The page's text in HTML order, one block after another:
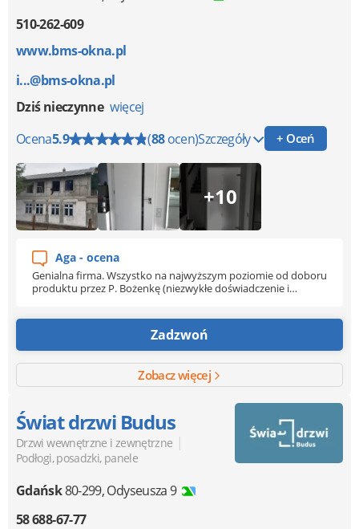
510-262-609
www.bms-okna.pl
i...@bms-okna.pl
Dziś nieczynne więcej
Ocena5.9 (88ocen)Szczegóły + Oceń
+10
Aga - ocena
Genialna firma. Wszystko na najwyższym poziomie od doboru
produktu przez P. Bożenkę (niezwykłe doświadczenie i
względem. Myślę, że nie jest to ostatnia rzecz zamówiona
Zadzwoń
Zobacz więcej
Świat drzwi Budus
Drzwi wewnętrzne i zewnętrzne |
Podłogi, posadzki, panele
Gdańsk80-299,Odyseusza 9
58 688-67-77